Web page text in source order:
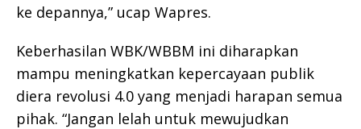
ke depannya,” ucap Wapres.
Keberhasilan WBK/WBBM ini diharapkan
mampu meningkatkan kepercayaan publik
diera revolusi 4.0 yang menjadi harapan semua
pihak. “Jangan lelah untuk mewujudkan